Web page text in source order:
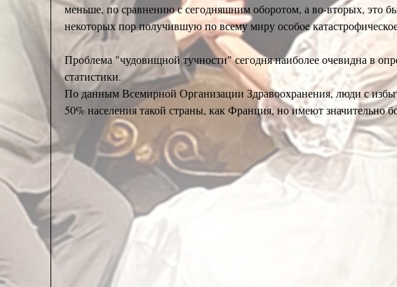
меньше, по сравнению с сегодняшним оборотом, а во-вторых,
некоторых пор получившую по всему миру особoe
Проблема "чудовищной тучности" сегодня наиболее очевидна в
статистики.
По данным Всемирной Организации Здравоохранения, люди с
50% населения такой страны, как Франция, но имеют значительно
повышенные расходы у соцобеспечения.
Я не стану здесь приводить статистику по проблемам жиро-
глазом и легко заметны на фотографии любой толпы...
Количество затронутых этим эксцессом людей значительно
Согласно Нострадамусам от статистики, к 2030 году 33 миллиона
здоровьем. Для сравнения: по данным 2012 г. их было 24,6
категории людей на сумму в 20 миллиардов евро, или 1% от ВВП.
Пока всё плотнеющие ряды исследователей перемножают цифры на
*кто – сидячий образ жизни (в то время как поголовное увлечение
*кто – подлые пищевые добавки, которые нам втихаря